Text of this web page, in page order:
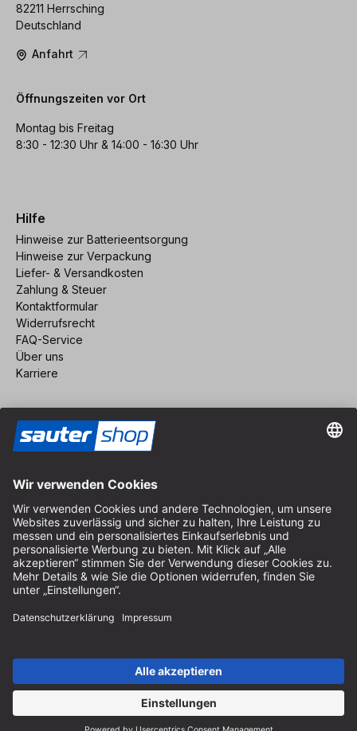
82211 Herrsching
Deutschland
Anfahrt
Öffnungszeiten vor Ort
Montag bis Freitag
8:30 - 12:30 Uhr & 14:00 - 16:30 Uhr
Hilfe
Hinweise zur Batterieentsorgung
Hinweise zur Verpackung
Liefer- & Versandkosten
Zahlung & Steuer
Kontaktformular
Widerrufsrecht
FAQ-Service
Über uns
Karriere
Impressum
AGB
Datenschutz
Cookie-Einstellungen
© 2026 sauter GmbH
* kostenloser Versand ab 150 Euro Bestellwert innerhalb
Deutschlands für die Standard-Paketgrößen - ausgenommen
Sperrgut und Fracht
In Abh. des Lieferlandes kann die MwSt. an der Kasse variieren.